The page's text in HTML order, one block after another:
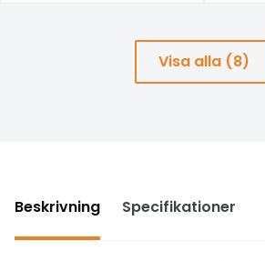
Visa alla (8)
Beskrivning Specifikationer